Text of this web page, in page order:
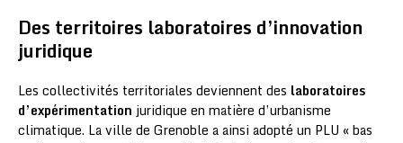
Des territoires laboratoires d’innovation
juridique
Les collectivités territoriales deviennent des laboratoires
d’expérimentation juridique en matière d’urbanisme
climatique. La ville de Grenoble a ainsi adopté un PLU « bas